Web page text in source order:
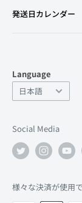
特定商取引法に
返金ポリシー
よくあるお問い
店舗情報
会社情報
発送日カレンダー
Language
Language
日本語
Social Media
様々な決済が使用